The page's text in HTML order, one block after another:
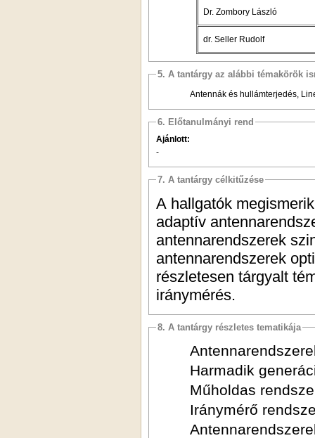
Dr. Zombory László
dr. Seller Rudolf
5. A tantárgy az alábbi témakörök
Antennák és hullámterjedés,
6. Előtanulmányi rend
Ajánlott:
-
7. A tantárgy célkitűzése
A hallgatók
adaptív
antennarendszerek
antennarendszerek
részletesen tárgyalt
iránymérés.
8. A tantárgy részletes tematikája
Harmadik
Műholdas
Iránymérő